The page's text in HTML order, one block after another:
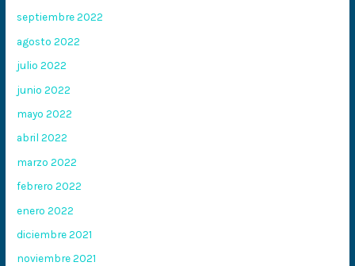
septiembre 2022
agosto 2022
julio 2022
junio 2022
mayo 2022
abril 2022
marzo 2022
febrero 2022
enero 2022
diciembre 2021
noviembre 2021